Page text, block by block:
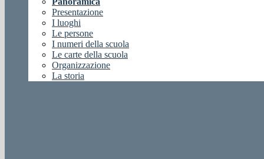
Presentazione
I luoghi
Le persone
I numeri della scuola
Le carte della scuola
Organizzazione
La storia